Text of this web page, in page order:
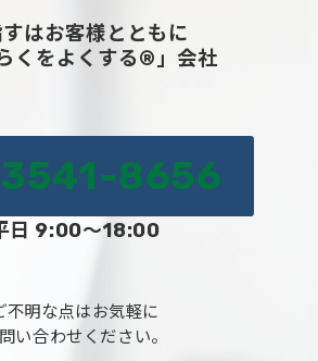
すはお客様とともに
くをよくする®」会社
8656
日 9:00～18:00
不明な点はお気軽に
い合わせください。